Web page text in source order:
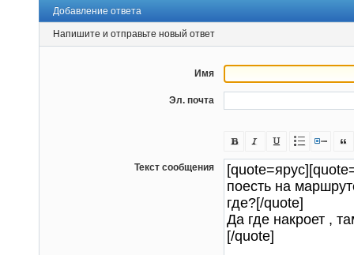
Добавление ответа
Напишите и отправьте новый ответ
Имя
Эл. почта
Текст сообщения